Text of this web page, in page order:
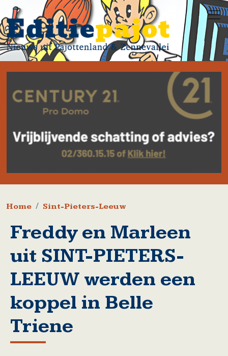
Overslaan en naar de inhoud gaan
Kruimelpad
Home Sint-Pieters-Leeuw
Freddy en Marleen
uit SINT-PIETERS-
LEEUW werden een
koppel in Belle
Triene